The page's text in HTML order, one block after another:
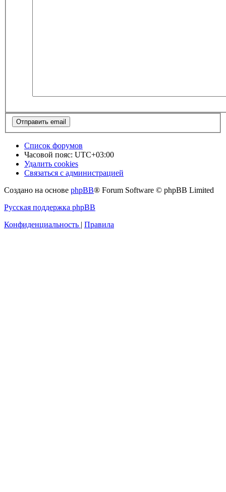
Список форумов
Часовой пояс: UTC+03:00
Удалить cookies
Связаться с администрацией
Создано на основе phpBB® Forum Software © phpBB Limited
Русская поддержка phpBB
Конфиденциальность
Правила